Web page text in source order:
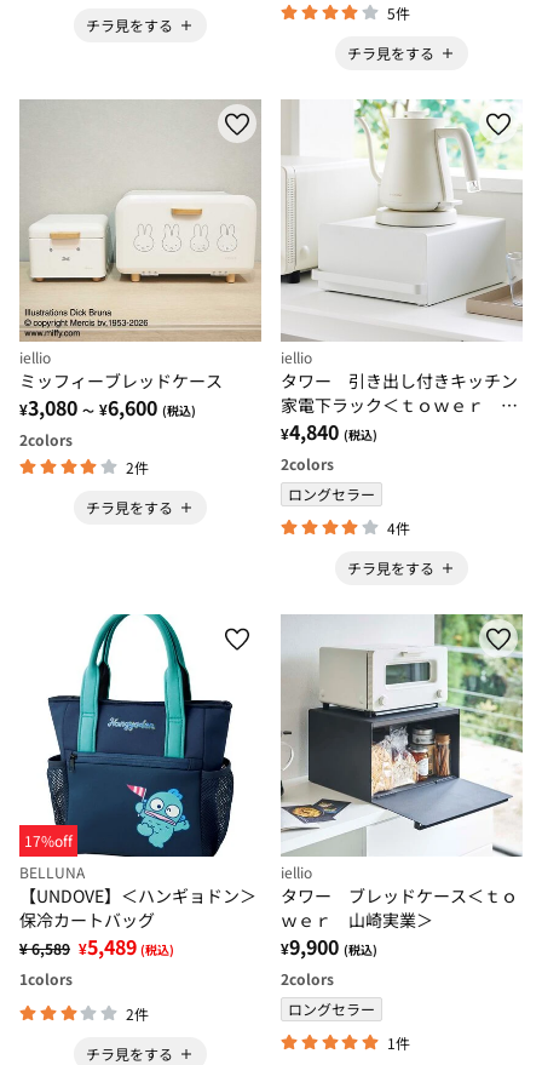
チラ見をする
5件
チラ見をする
iellio
ミッフィーブレッドケース
¥3,080 ～ ¥6,600 (税込)
2colors
2件
チラ見をする
iellio
タワー 引き出し付きキッチン
家電下ラック＜ｔｏｗｅｒ 山
崎実業 キッチン収納 キッチ
ングッズ 収納棚 キッチン棚
＞
¥4,840 (税込)
2colors
ロングセラー
4件
チラ見をする
17%off
BELLUNA
【UNDOVE】＜ハンギョドン＞
保冷カートバッグ
¥ 6,589 ¥5,489 (税込)
1colors
2件
チラ見をする
iellio
タワー ブレッドケース＜ｔｏ
ｗｅｒ 山崎実業＞
¥9,900 (税込)
2colors
ロングセラー
1件